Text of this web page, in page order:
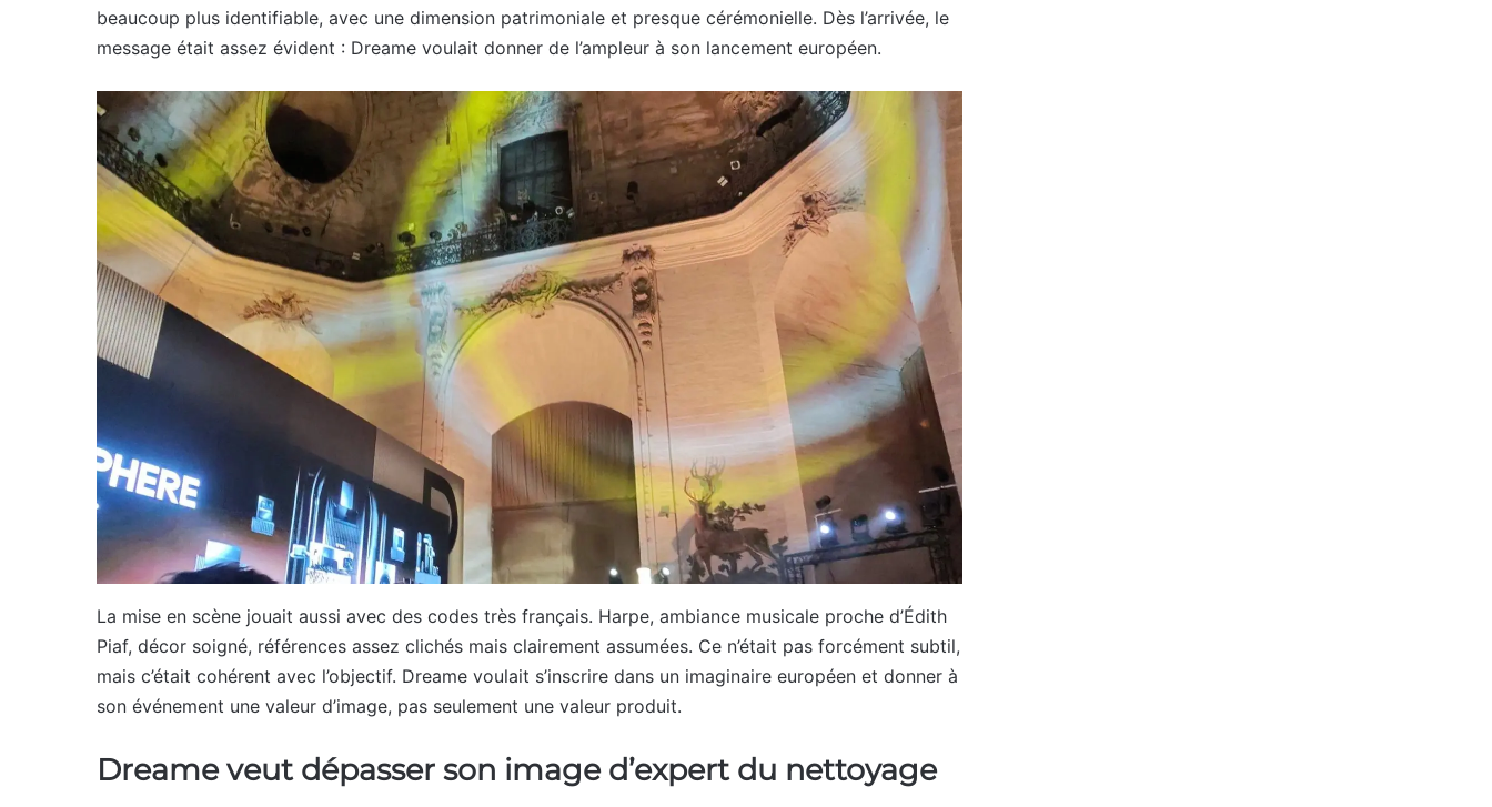
beaucoup plus identifiable, avec une dimension patrimoniale et presque cérémonielle. Dès l’arrivée, le
message était assez évident : Dreame voulait donner de l’ampleur à son lancement européen.
La mise en scène jouait aussi avec des codes très français. Harpe, ambiance musicale proche d’Édith
Piaf, décor soigné, références assez clichés mais clairement assumées. Ce n’était pas forcément subtil,
mais c’était cohérent avec l’objectif. Dreame voulait s’inscrire dans un imaginaire européen et donner à
son événement une valeur d’image, pas seulement une valeur produit.
Dreame veut dépasser son image d’expert du nettoyage